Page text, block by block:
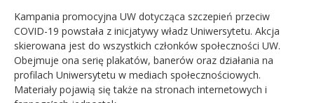
Kampania promocyjna UW dotycząca szczepień przeciw
COVID-19 powstała z inicjatywy władz Uniwersytetu. Akcja
skierowana jest do wszystkich członków społeczności UW.
Obejmuje ona serię plakatów, banerów oraz działania na
profilach Uniwersytetu w mediach społecznościowych.
Materiały pojawią się także na stronach internetowych i